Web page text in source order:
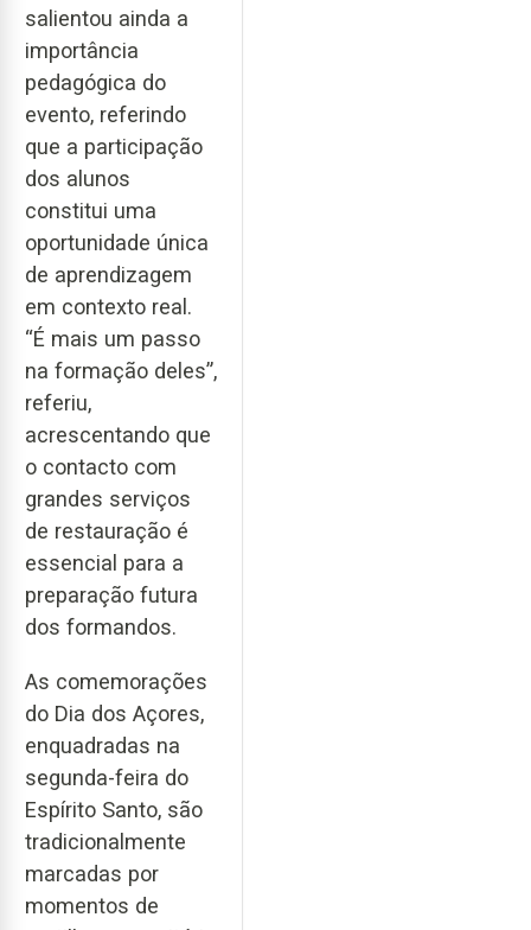
salientou ainda a
importância
pedagógica do
evento, referindo
que a participação
dos alunos
constitui uma
oportunidade única
de aprendizagem
em contexto real.
“É mais um passo
na formação deles”,
referiu,
acrescentando que
o contacto com
grandes serviços
de restauração é
essencial para a
preparação futura
dos formandos.
As comemorações
do Dia dos Açores,
enquadradas na
segunda-feira do
Espírito Santo, são
tradicionalmente
marcadas por
momentos de